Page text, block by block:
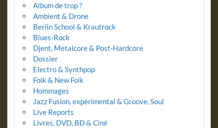
Album de trop ?
Ambient & Drone
Berlin School & Krautrock
Blues-Rock
Djent, Metalcore & Post-Hardcore
Dossier
Electro & Synthpop
Folk & New Folk
Hommages
Jazz Fusion, expérimental & Groove, Soul
Live Reports
Livres, DVD, BD & Ciné